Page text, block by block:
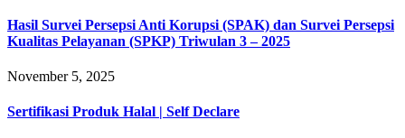
Hasil Survei Persepsi Anti Korupsi (SPAK) dan Survei Persepsi
Kualitas Pelayanan (SPKP) Triwulan 3 – 2025
November 5, 2025
Sertifikasi Produk Halal | Self Declare